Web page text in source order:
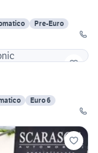
Pre-Euro
Euro 6